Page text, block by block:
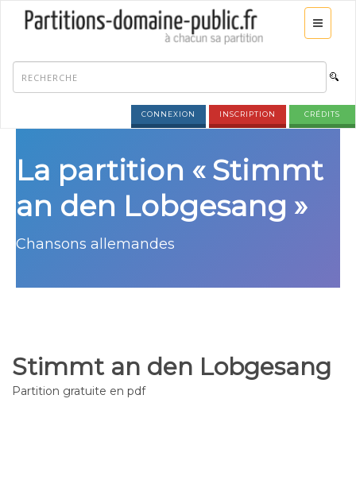
CONNEXION INSCRIPTION CRÉDITS
La partition « Stimmt
an den Lobgesang »
Chansons allemandes
Stimmt an den Lobgesang
Partition gratuite en pdf